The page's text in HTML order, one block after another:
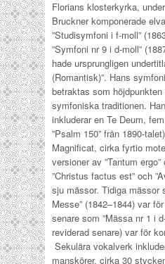
Florians klosterkyrka,
Bruckner komponerade
”Studisymfoni i f-moll”
”Symfoni nr 9 i d-moll”
hade ursprungligen
(Romantisk)”. Hans
betraktas som
symfoniska traditionen.
inkluderar en Te Deum,
”Psalm 150” från 1890-
Magnificat, cirka fyrtio
versioner av ”Tantum
”Christus factus est” och
sju mässor. Tidiga mässor
Messe” (1842–1844) var
senare som ”Mässa nr 1 i
reviderad senare) var för
Sekulära vokalverk
manskörer, cirka 30